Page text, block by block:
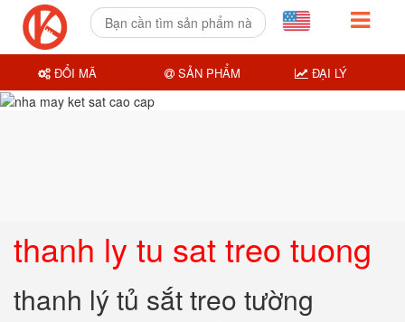
thanh ly tu sat treo tuong
thanh lý tủ sắt treo tường
ĐỔI MÃ SẢN PHẨM ĐẠI LÝ